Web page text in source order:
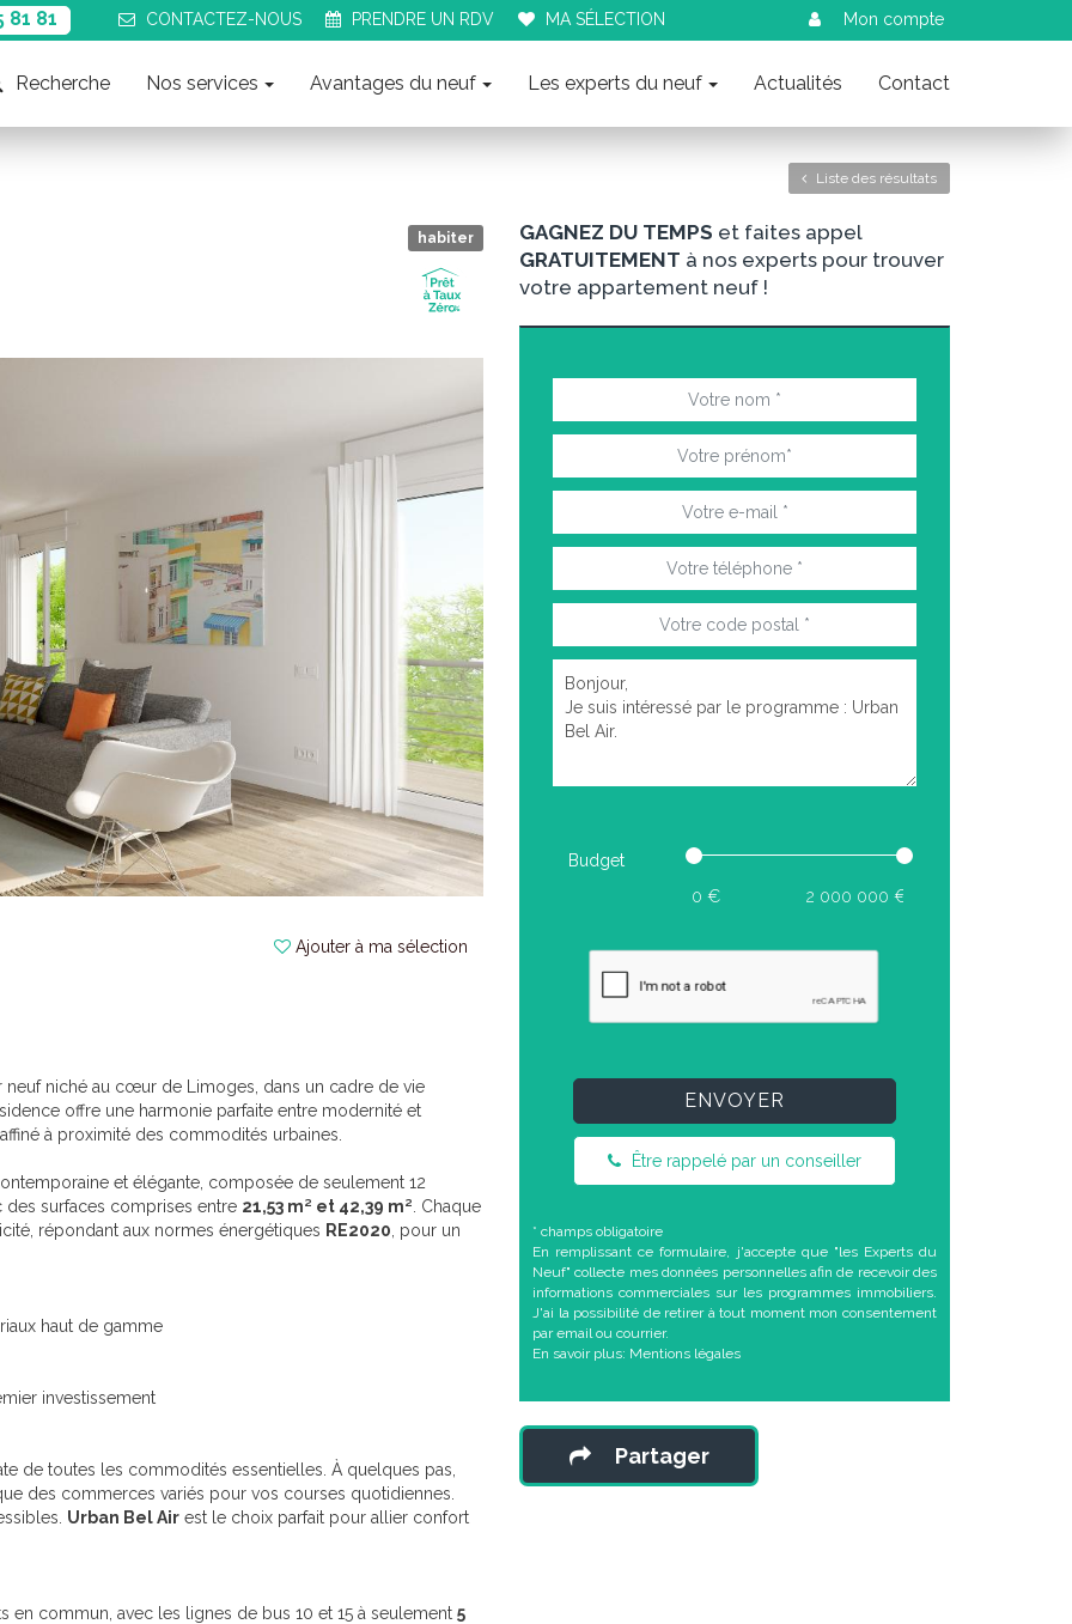
Mon compte
81 81 CONTACTEZ-NOUS PRENDRE UN RDV MA SÉLECTION
Recherche Nos services Avantages du neuf Les experts du neuf Actualités Contact
Liste des résultats
habiter
Ajouter à ma sélection
niché au cœur de Limoges, dans un cadre de vie
offre une harmonie parfaite entre modernité et
à proximité des commodités urbaines.
et élégante, composée de seulement 12
surfaces comprises entre 21,53 m² et 42,39 m² . Chaque
répondant aux normes énergétiques RE2020 , pour un
haut de gamme
investissement
de toutes les commodités essentielles. À quelques pas,
des commerces variés pour vos courses quotidiennes.
Urban Bel Air est le choix parfait pour allier confort
en commun, avec les lignes de bus 10 et 15 à seulement 5
GAGNEZ DU TEMPS et faites appel
GRATUITEMENT à nos experts pour trouver
votre appartement neuf !
Budget
ENVOYER
Être rappelé par un conseiller
* champs obligatoire
En remplissant ce formulaire, j'accepte que "les Experts du
Neuf" collecte mes données personnelles afin de recevoir des
informations commerciales sur les programmes immobiliers.
J'ai la possibilité de retirer à tout moment mon consentement
par email ou courrier.
En savoir plus: Mentions légales
Partager